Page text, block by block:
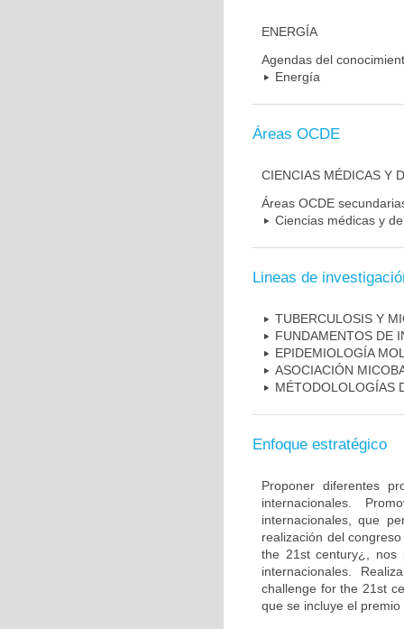
ENERGÍA
Agendas del
Energía
Áreas OCDE
CIENCIAS MÉDICAS Y
Áreas OCDE
Ciencias médicas y
Lineas de
TUBERCULOSIS Y
FUNDAMENTOS DE
EPIDEMIOLOGÍA
ASOCIACIÓN
MÉTODOLOLOGÍAS
Enfoque estratégico
Proponer diferentes
internacionales.
internacionales, que
realización del
the 21st century¿, nos
internacionales.
challenge for the 21st
que se incluye el